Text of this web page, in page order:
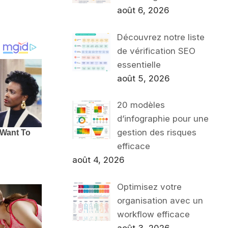
août 6, 2026
Découvrez notre liste
de vérification SEO
essentielle
août 5, 2026
20 modèles
d’infographie pour une
gestion des risques
efficace
août 4, 2026
Optimisez votre
organisation avec un
workflow efficace